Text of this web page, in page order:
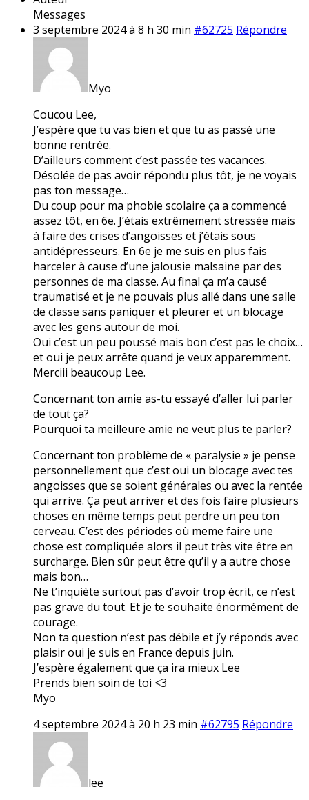
Messages
3 septembre 2024 à 8 h 30 min #62725 Répondre
Myo
Coucou Lee,
J’espère que tu vas bien et que tu as passé une
bonne rentrée.
D’ailleurs comment c’est passée tes vacances.
Désolée de pas avoir répondu plus tôt, je ne voyais
pas ton message…
Du coup pour ma phobie scolaire ça a commencé
assez tôt, en 6e. J’étais extrêmement stressée mais
à faire des crises d’angoisses et j’étais sous
antidépresseurs. En 6e je me suis en plus fais
harceler à cause d’une jalousie malsaine par des
personnes de ma classe. Au final ça m’a causé
traumatisé et je ne pouvais plus allé dans une salle
de classe sans paniquer et pleurer et un blocage
avec les gens autour de moi.
Oui c’est un peu poussé mais bon c’est pas le choix…
et oui je peux arrête quand je veux apparemment.
Merciii beaucoup Lee.
Concernant ton amie as-tu essayé d’aller lui parler
de tout ça?
Pourquoi ta meilleure amie ne veut plus te parler?
Concernant ton problème de « paralysie » je pense
personnellement que c’est oui un blocage avec tes
angoisses que se soient générales ou avec la rentée
qui arrive. Ça peut arriver et des fois faire plusieurs
choses en même temps peut perdre un peu ton
cerveau. C’est des périodes où meme faire une
chose est compliquée alors il peut très vite être en
surcharge. Bien sûr peut être qu’il y a autre chose
mais bon…
Ne t’inquiète surtout pas d’avoir trop écrit, ce n’est
pas grave du tout. Et je te souhaite énormément de
courage.
Non ta question n’est pas débile et j’y réponds avec
plaisir oui je suis en France depuis juin.
J’espère également que ça ira mieux Lee
Prends bien soin de toi <3
Myo
4 septembre 2024 à 20 h 23 min #62795 Répondre
lee